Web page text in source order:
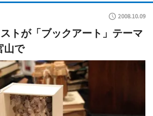
2008.10.09
トが「ブックアート」テーマ
山で